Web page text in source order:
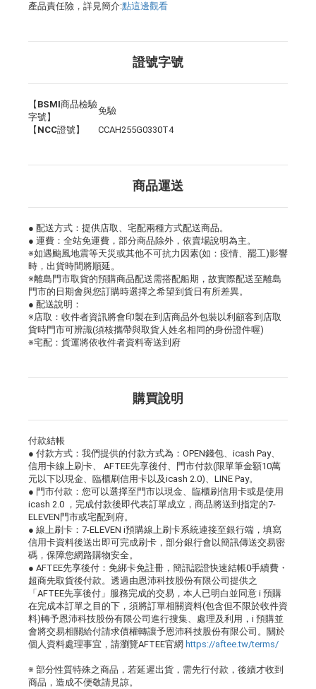
產品責任險，詳見簡介:點這邊觀看
證號字號
【BSMI商品檢驗
字號】
免驗
【NCC證號】
CCAH255G0330T4
商品運送
● 配送方式：提供店取、宅配兩種方式配送商品。
● 運費：全站免運費，部分商品除外，依賣場說明為主。
※如遇颱風地震等天災或其他不可抗力因素(如：疫情、罷工)影響
時，出貨時間將順延。
※離島門市取貨的預購商品配送需搭配船期，故實際配送至離島
門市的日期會與您訂購時選擇之希望到貨日有所差異。
● 配送說明：
※店取：收件者資訊將會印製在到店商品外包裝以利顧客到店取
貨時門市可辨識(須核攜帶與取貨人姓名相同的身份證件喔)
※宅配：貨運將依收件者資料寄送到府
購買說明
付款結帳
● 付款方式：我們提供的付款方式為：OPEN錢包、icash Pay、
信用卡線上刷卡、 AFTEE先享後付、門市付款(限單筆金額10萬
元以下以現金、臨櫃刷信用卡以及icash 2.0)、LINE Pay。
● 門市付款：您可以選擇至門市以現金、臨櫃刷信用卡或是使用
icash 2.0 ，完成付款後即代表訂單成立，商品將送到指定的7-
ELEVEN門市或宅配到府。
● 線上刷卡：7-ELEVEN i預購線上刷卡系統連接至銀行端，填寫
信用卡資料後送出即可完成刷卡，部分銀行會以簡訊傳送交易密
碼，保障您網路購物安全。
● AFTEE先享後付：免綁卡免註冊，簡訊認證快速結帳0手續費・
超商先取貨後付款。透過由恩沛科技股份有限公司提供之
「AFTEE先享後付」服務完成的交易，本人已明白並同意 i 預購
在完成本訂單之目的下，須將訂單相關資料(包含但不限於收件資
料)轉予恩沛科技股份有限公司進行搜集、處理及利用，i 預購並
會將交易相關給付請求債權轉讓予恩沛科技股份有限公司。關於
個人資料處理事宜，請瀏覽AFTEE官網 https://aftee.tw/terms/
※ 部分性質特殊之商品，若延遲出貨，需先行付款，後續才收到
商品，造成不便敬請見諒。